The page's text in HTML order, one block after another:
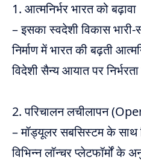
1. आत्मनिर्भर भारत को बढ़ावा
– इसका स्वदेशी विकास
निर्माण में भारत की बढ़ती
विदेशी सैन्य आयात पर
2. परिचालन लचीलापन
– मॉड्यूलर सबसिस्टम के साथ
विभिन्न लॉन्चर प्लेटफॉर्मों के